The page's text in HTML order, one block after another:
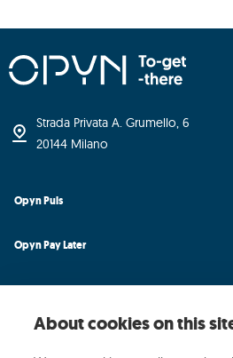
Strada Privata A. Grumello, 6
20144 Milano
Opyn Puls
Opyn Pay Later
Opyn Universe
Opyn Credit AI
About cookies on this